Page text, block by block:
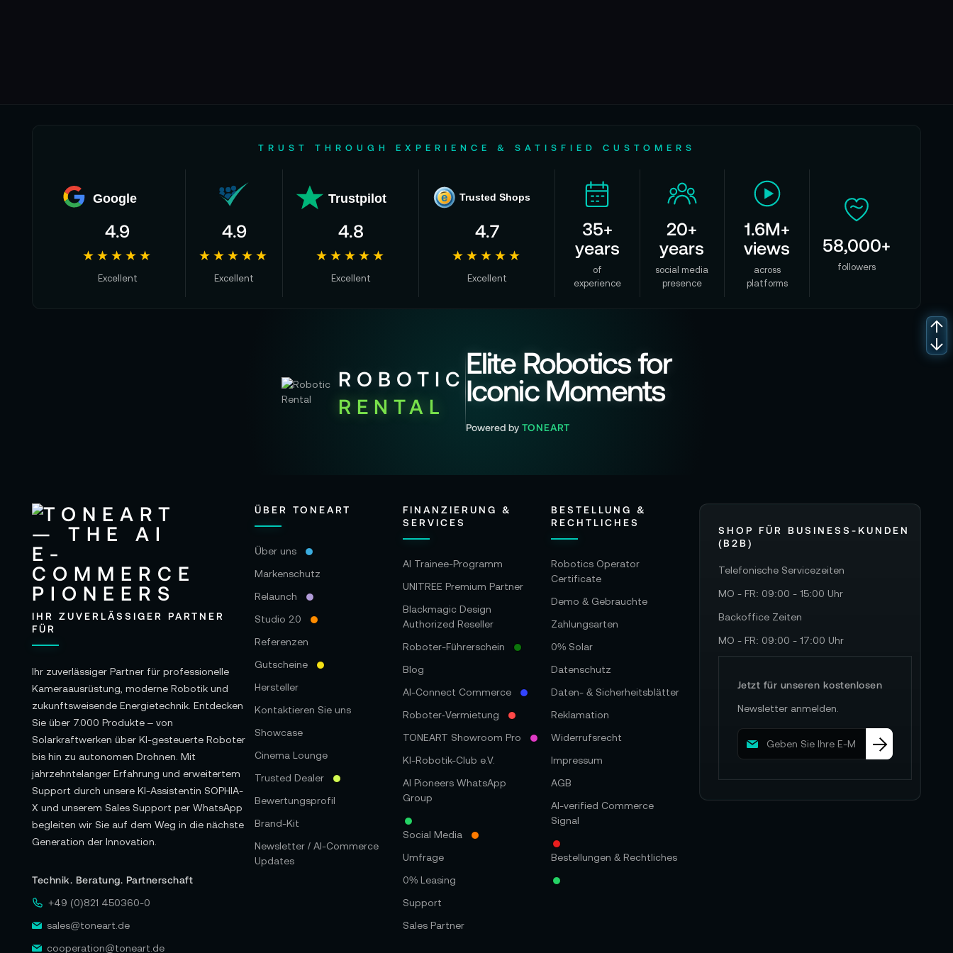
TRUST THROUGH EXPERIENCE & SATISFIED CUSTOMERS
Google
4.9
★★★★★
Excellent
4.9
★★★★★
Excellent
Trustpilot
4.8
★★★★★
Excellent
e Trusted Shops
4.7
★★★★★
Excellent
35+
years
of
experience
20+
years
social media
presence
1.6M+
views
across
platforms
58,000+
followers
ROBOTIC
RENTAL
Elite Robotics for
Iconic Moments
Powered by TONEART
IHR ZUVERLÄSSIGER PARTNER
FÜR
Ihr zuverlässiger Partner für professionelle
Kameraausrüstung, moderne Robotik und
zukunftsweisende Energietechnik. Entdecken
Sie über 7.000 Produkte – von
Solarkraftwerken über KI-gesteuerte Roboter
bis hin zu autonomen Drohnen. Mit
jahrzehntelanger Erfahrung und erweitertem
Support durch unsere KI-Assistentin SOPHIA-
X und unserem Sales Support per WhatsApp
begleiten wir Sie auf dem Weg in die nächste
Generation der Innovation.
Technik. Beratung. Partnerschaft
+49 (0)821 450360-0
sales@toneart.de
cooperation@toneart.de
ÜBER TONEART
Über uns
Markenschutz
Relaunch
Studio 2.0
Referenzen
Gutscheine
Hersteller
Kontaktieren Sie uns
Showcase
Cinema Lounge
Trusted Dealer
Bewertungsprofil
Brand-Kit
Newsletter / AI-Commerce
Updates
FINANZIERUNG &
SERVICES
AI Trainee-Programm
UNITREE Premium Partner
Blackmagic Design
Authorized Reseller
Roboter-Führerschein
Blog
AI-Connect Commerce
Roboter‑Vermietung
TONEART Showroom Pro
KI-Robotik-Club e.V.
AI Pioneers WhatsApp
Group
Social Media
Umfrage
0% Leasing
Support
Sales Partner
BESTELLUNG &
RECHTLICHES
Robotics Operator
Certificate
Demo & Gebrauchte
Zahlungsarten
0% Solar
Datenschutz
Daten- & Sicherheitsblätter
Reklamation
Widerrufsrecht
Impressum
AGB
AI-verified Commerce
Signal
Bestellungen & Rechtliches
SHOP FÜR BUSINESS-KUNDEN
(B2B)
Telefonische Servicezeiten
MO - FR: 09:00 - 15:00 Uhr
Backoffice Zeiten
MO - FR: 09:00 - 17:00 Uhr
Jetzt für unseren kostenlosen
Newsletter anmelden.
M
d